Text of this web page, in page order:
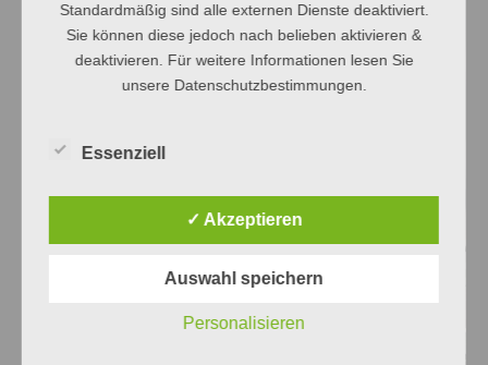
Standardmäßig sind alle externen Dienste deaktiviert.
Sie können diese jedoch nach belieben aktivieren &
deaktivieren. Für weitere Informationen lesen Sie
unsere Datenschutzbestimmungen.
Essenziell
✓ Akzeptieren
Auswahl speichern
Personalisieren